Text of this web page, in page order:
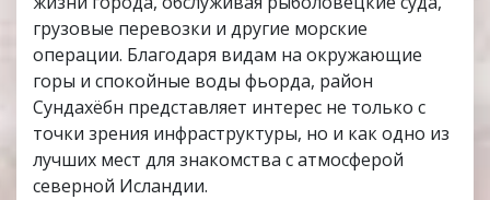
грузовые перевозки и другие морские
операции. Благодаря видам на окружающие
горы и спокойные воды фьорда, район
Сундахёбн представляет интерес не только с
точки зрения инфраструктуры, но и как одно из
лучших мест для знакомства с атмосферой
северной Исландии.